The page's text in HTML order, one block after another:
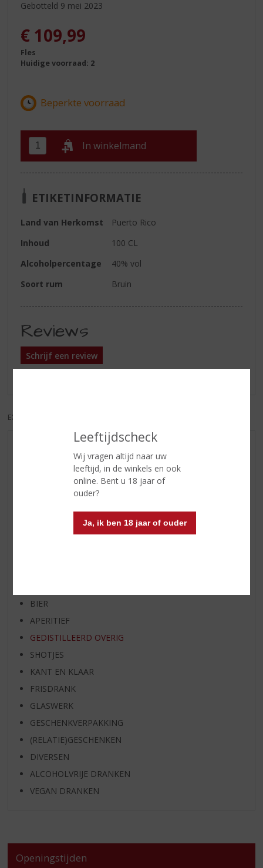
Leeftijdscheck
Wij vragen altijd naar uw
leeftijd, in de winkels en ook
online. Bent u 18 jaar of
ouder?
Ja, ik ben 18 jaar of ouder
Gebotteld 9 mei 2023
€ 109,99
Fles
Huidige voorraad: 2
In winkelmand
ETIKETINFORMATIE
Land van Herkomst
Puerto Rico
Inhoud
100 CL
Alcoholpercentage
40% vol
Soort rum
Bruin
Reviews
Schrijf een review
EXCL. BTW
WIJN VAN DE MAAND
WHISKY VAN DE MAAND
BIER VAN DE MAAND
SPIRIT VAN DE MAAND
BIER
APERITIEF
GEDISTILLEERD OVERIG
SHOTJES
KANT EN KLAAR
FRISDRANK
GLASWERK
GESCHENKVERPAKKING
(RELATIE)GESCHENKEN
DIVERSEN
ALCOHOLVRIJE DRANKEN
VEGAN DRANKEN
Openingstijden